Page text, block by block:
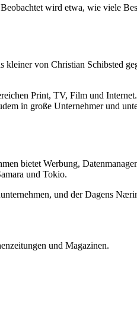
wird etwa, wie viele
von Christian Schibsted
Print, TV, Film und
in große Unternehmer und
bietet Werbung,
und Tokio.
und der Dagens
und Magazinen.